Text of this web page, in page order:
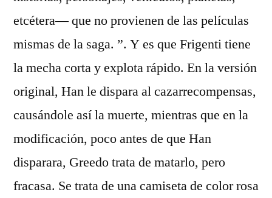
etcétera— que no provienen de las películas
mismas de la saga. ”. Y es que Frigenti tiene
la mecha corta y explota rápido. En la versión
original, Han le dispara al cazarrecompensas,
causándole así la muerte, mientras que en la
modificación, poco antes de que Han
disparara, Greedo trata de matarlo, pero
fracasa. Se trata de una camiseta de color rosa